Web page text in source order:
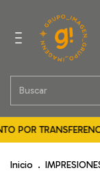
POR
Inicio .